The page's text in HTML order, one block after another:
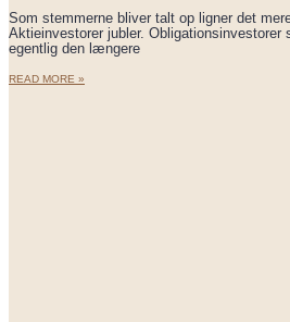
Som stemmerne bliver talt op ligner det
Aktieinvestorer jubler. Obligationsinvestorer
egentlig den længere
READ MORE »